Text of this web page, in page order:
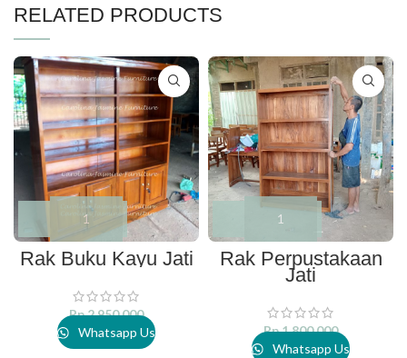
RELATED PRODUCTS
Rak Buku Kayu Jati
Rp2.950.000
Whatsapp Us
Rak Perpustakaan
Jati
Rp1.800.000
Whatsapp Us